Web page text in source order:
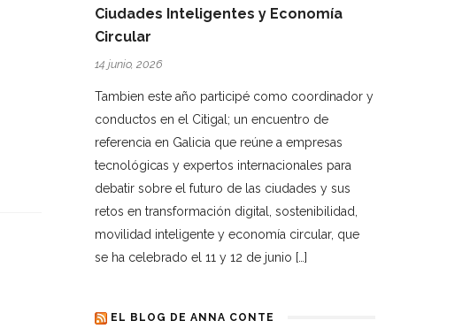
Ciudades Inteligentes y Economía
Circular
14 junio, 2026
Tambien este año participé como coordinador y
conductos en el Citigal; un encuentro de
referencia en Galicia que reúne a empresas
tecnológicas y expertos internacionales para
debatir sobre el futuro de las ciudades y sus
retos en transformación digital, sostenibilidad,
movilidad inteligente y economía circular, que
se ha celebrado el 11 y 12 de junio […]
EL BLOG DE ANNA CONTE